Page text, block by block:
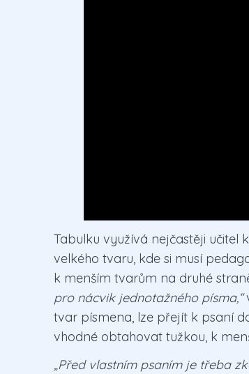
Tabulku využívá nejčastěji učitel
velkého tvaru, kde si musí
k menším tvarům na druhé
pro nácvik jednotažného písma,“
tvar písmena, lze přejít k psaní
vhodné obtahovat tužkou, k
„Před vlastním psaním je třeba